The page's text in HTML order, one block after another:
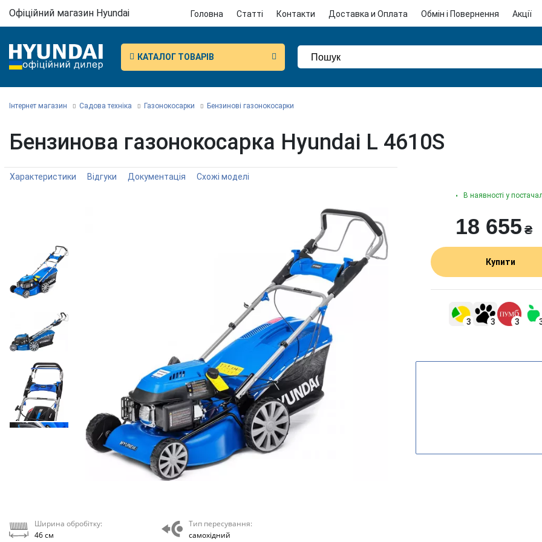
Офіційний магазин Hyundai Головна Статті Контакти Доставка и Оплата Обмін і Повернення Акції
КАТАЛОГ ТОВАРІВ
Інтернет магазин Садова техніка Газонокосарки Бензинові газонокосарки
Бензинова газонокосарка Hyundai L 4610S
Характеристики Відгуки Документація Схожі моделі
Ширина обробітку:
46 см
Тип пересування:
самохідний
В наявності у
18 655₴
Купити
3 3 3